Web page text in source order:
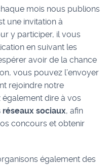
mois nous publions
une invitation à
y participer, il vous
en suivant les
avoir de la chance
vous pouvez l’envoyer
rejoindre notre
dire à vos
sociaux, afin
concours et obtenir
également des